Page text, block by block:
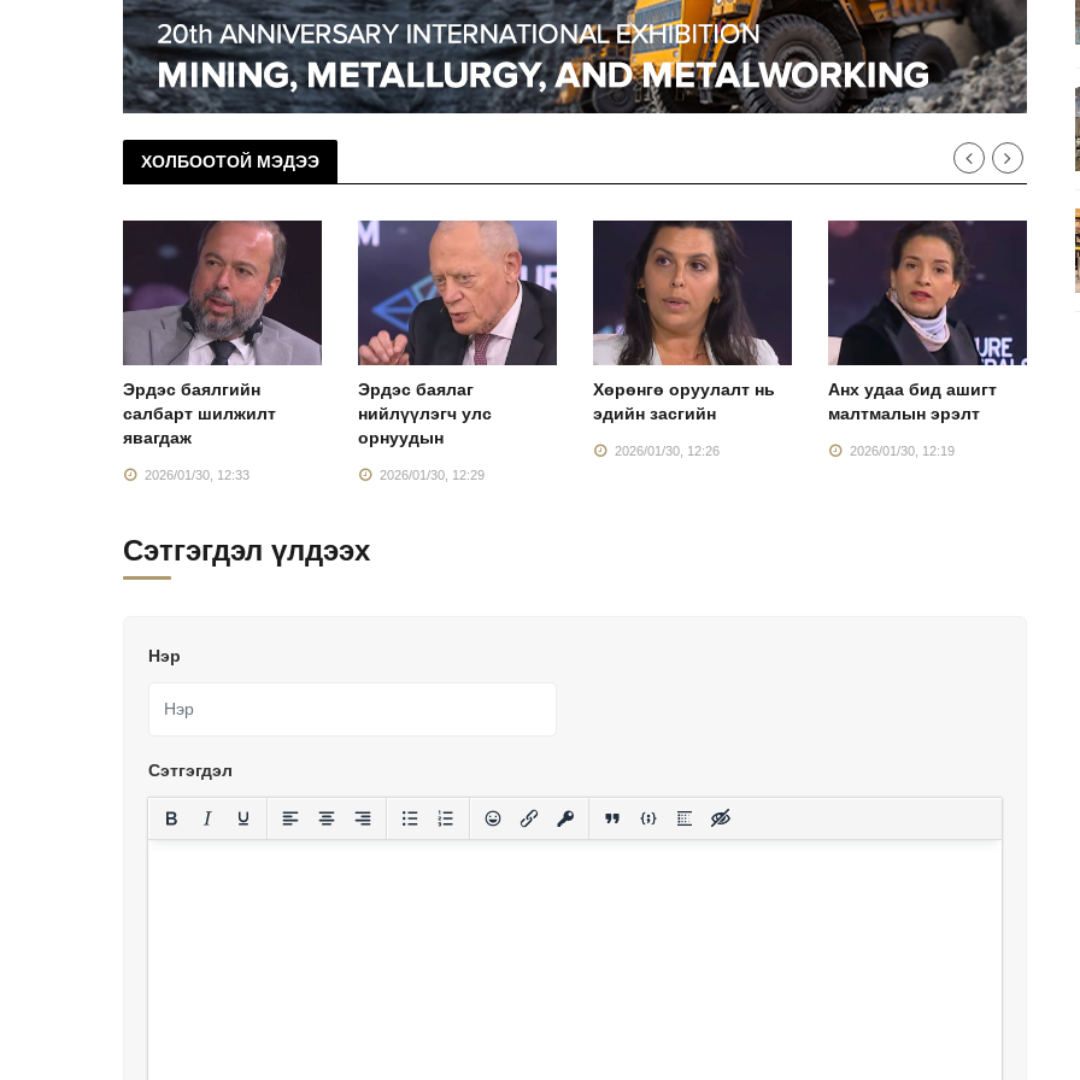
ХОЛБООТОЙ МЭДЭЭ
Эрдэс баялгийн
салбарт шилжилт
явагдаж
2026/01/30, 12:33
Эрдэс баялаг
нийлүүлэгч улс
орнуудын
2026/01/30, 12:29
Хөрөнгө оруулалт нь
эдийн засгийн
2026/01/30, 12:26
Анх удаа бид ашигт
малтмалын эрэлт
2026/01/30, 12:19
Сэтгэгдэл үлдээх
Нэр
Сэтгэгдэл